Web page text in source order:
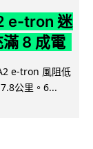
e-tron 迷
8 成電
e-tron 風阻低
公里。6...